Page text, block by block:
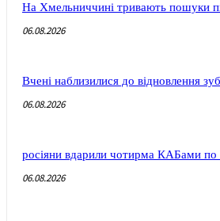
На Хмельниччині тривають пошуки
06.08.2026
Вчені наблизилися до відновлення
06.08.2026
росіяни вдарили чотирма КАБами по
06.08.2026